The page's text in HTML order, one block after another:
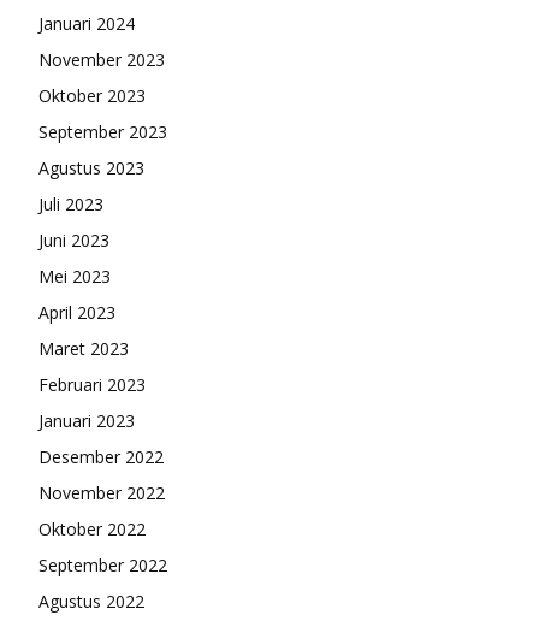
Januari 2024
November 2023
Oktober 2023
September 2023
Agustus 2023
Juli 2023
Juni 2023
Mei 2023
April 2023
Maret 2023
Februari 2023
Januari 2023
Desember 2022
November 2022
Oktober 2022
September 2022
Agustus 2022